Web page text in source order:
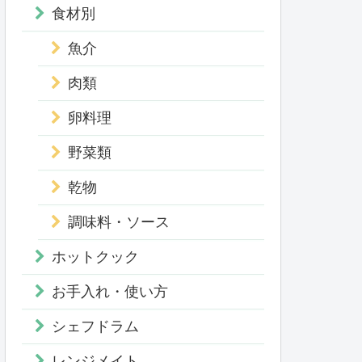
食材別
魚介
肉類
卵料理
野菜類
乾物
調味料・ソース
ホットクック
お手入れ・使い方
シェフドラム